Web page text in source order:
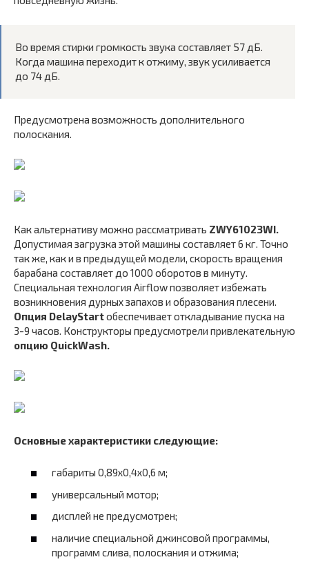
Во время стирки громкость звука составляет 57 дБ.
Когда машина переходит к отжиму, звук усиливается
до 74 дБ.
Предусмотрена возможность дополнительного
полоскания.
Как альтернативу можно рассматривать ZWY61023WI.
Допустимая загрузка этой машины составляет 6 кг. Точно
так же, как и в предыдущей модели, скорость вращения
барабана составляет до 1000 оборотов в минуту.
Специальная технология Airflow позволяет избежать
возникновения дурных запахов и образования плесени.
Опция DelayStartобеспечивает откладывание пуска на
3-9 часов. Конструкторы предусмотрели привлекательную
опцию QuickWash.
Основные характеристики следующие:
габариты 0,89х0,4х0,6 м;
универсальный мотор;
дисплей не предусмотрен;
наличие специальной джинсовой программы,
программ слива, полоскания и отжима;